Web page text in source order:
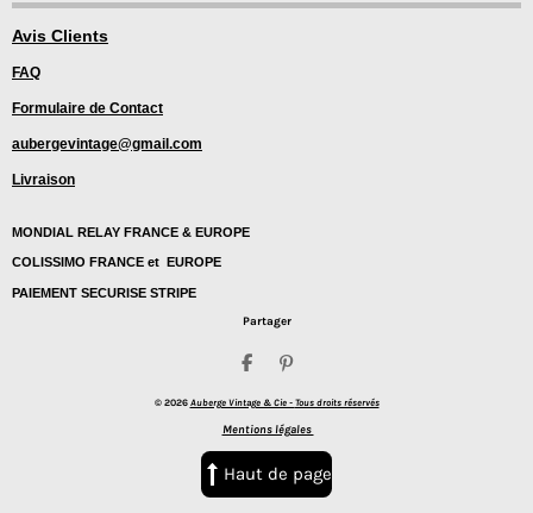
s
n
Avis Clients
FAQ
Formulaire de Contact
aubergevintage@gmail.com
Livraison
MONDIAL RELAY FRANCE & EUROPE
COLISSIMO FRANCE et EUROPE
PAIEMENT SECURISE STRIPE
Partager
P
r
t
a
e
r
É
i
n
g
e
r
© 2026 Auberge Vintage & Cie - Tous droits réservés
Mentions légales
Haut de page